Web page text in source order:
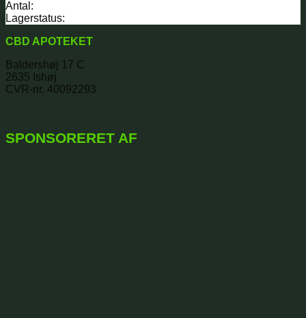
Antal:
Lagerstatus:
CBD APOTEKET
Baldershøj 17 C
2635 Ishøj
CVR-nr. 40092293
SPONSORERET AF